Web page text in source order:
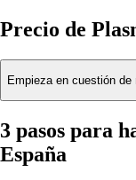
Precio de
Empieza en cuestión de
3 pasos para
España